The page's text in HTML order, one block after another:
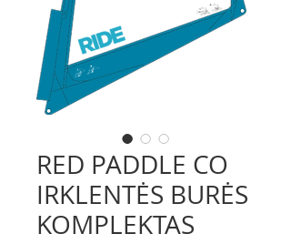
RED PADDLE CO
IRKLENTĖS BURĖS
KOMPLEKTAS